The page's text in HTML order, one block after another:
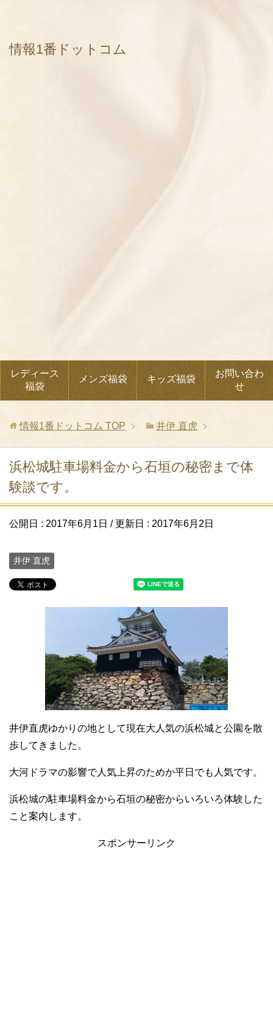
情報1番ドットコム
レディース
福袋
メンズ福袋 キッズ福袋
お問い合わ
せ
情報1番ドットコム TOP 井伊 直虎
浜松城駐車場料金から石垣の秘密まで体
験談です。
公開日 : 2017年6月1日 / 更新日 : 2017年6月2日
井伊 直虎
井伊直虎ゆかりの地として現在大人気の浜松城と公園を散
歩してきました。
大河ドラマの影響で人気上昇のためか平日でも人気です。
浜松城の駐車場料金から石垣の秘密からいろいろ体験した
こと案内します。
スポンサーリンク